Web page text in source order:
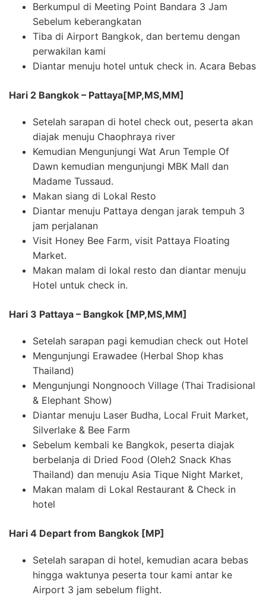
Berkumpul di Meeting Point Bandara 3 Jam
Sebelum keberangkatan
Tiba di Airport Bangkok, dan bertemu dengan
perwakilan kami
Diantar menuju hotel untuk check in. Acara Bebas
Hari 2 Bangkok – Pattaya[MP,MS,MM]
Setelah sarapan di hotel check out, peserta akan
diajak menuju Chaophraya river
Kemudian Mengunjungi Wat Arun Temple Of
Dawn kemudian mengunjungi MBK Mall dan
Madame Tussaud.
Makan siang di Lokal Resto
Diantar menuju Pattaya dengan jarak tempuh 3
jam perjalanan
Visit Honey Bee Farm, visit Pattaya Floating
Market.
Makan malam di lokal resto dan diantar menuju
Hotel untuk check in.
Hari 3 Pattaya – Bangkok [MP,MS,MM]
Setelah sarapan pagi kemudian check out Hotel
Mengunjungi Erawadee (Herbal Shop khas
Thailand)
Mengunjungi Nongnooch Village (Thai Tradisional
& Elephant Show)
Diantar menuju Laser Budha, Local Fruit Market,
Silverlake & Bee Farm
Sebelum kembali ke Bangkok, peserta diajak
berbelanja di Dried Food (Oleh2 Snack Khas
Thailand) dan menuju Asia Tique Night Market,
Makan malam di Lokal Restaurant & Check in
hotel
Hari 4 Depart from Bangkok [MP]
Setelah sarapan di hotel, kemudian acara bebas
hingga waktunya peserta tour kami antar ke
Airport 3 jam sebelum flight.